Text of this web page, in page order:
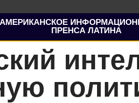
ПРЕНСА ЛАТИНА